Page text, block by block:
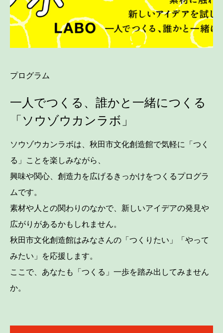
プログラム
一人でつくる、誰かと一緒につくる
「ソウゾウカンラボ」
ソウゾウカンラボは、秋田市文化創造館で気軽に「つく
る」ことを楽しみながら、
興味や関心、創造力を広げるきっかけをつくるプログラ
ムです。
素材や人との関わりのなかで、新しいアイデアの発見や
広がりがあるかもしれません。
秋田市文化創造館はみなさんの「つくりたい」「やって
みたい」を応援します。
ここで、あなたも「つくる」一歩を踏み出してみません
か。